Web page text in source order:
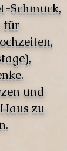
Schmuck,
für
und
zu